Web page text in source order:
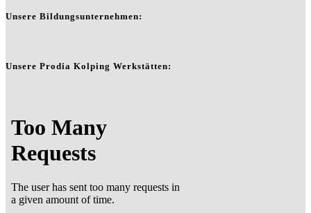
Unsere Bildungsunternehmen:
Unsere Prodia Kolping Werkstätten: